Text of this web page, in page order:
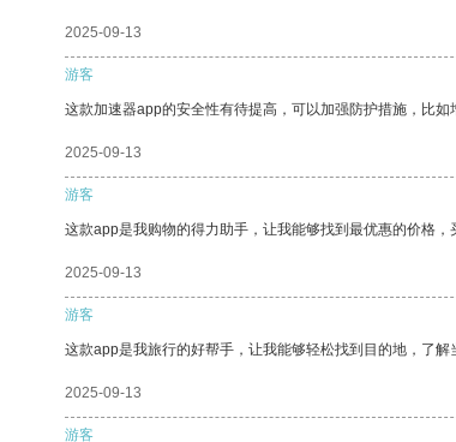
2025-09-13
游客
这款加速器app的安全性有待提高，可以加强防护措施，比如
2025-09-13
游客
这款app是我购物的得力助手，让我能够找到最优惠的价格，
2025-09-13
游客
这款app是我旅行的好帮手，让我能够轻松找到目的地，了解
2025-09-13
游客